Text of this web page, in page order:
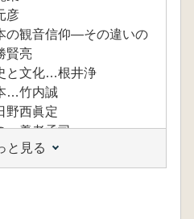
彦
の観音信仰―その違いの
賢亮
と文化…根井浄
…竹内誠
野西眞定
…養老孟司
…藪元晶
閻魔信仰…井阪康二
倉院宝物にみる神仙世
と見る